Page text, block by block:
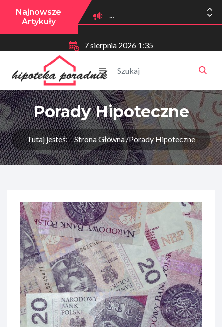
Najnowsze
Artykuły
7 sierpnia 2026 1:35
Porady Hipoteczne
Tutaj jesteś: Strona Główna Porady Hipoteczne